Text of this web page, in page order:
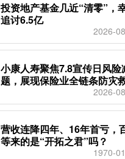
投资地产基金几近“清零”，
追讨6.5亿
2026-
小康人寿聚焦7.8宣传日风险
题，展现保险业全链条防灾
2026-
营收连降四年、16年首亏，
等来的是“开拓之君”吗？
1970-